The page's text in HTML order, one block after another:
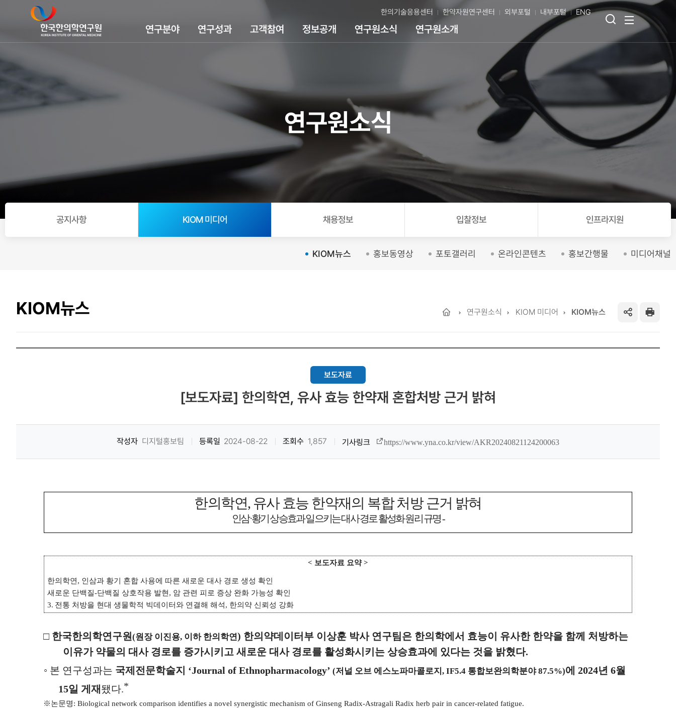
연구분야 연구성과 고객참여 정보공개 연구원소식 연구원소개
한의기술응용센터 한약자원연구센터 외부포털 내부포털 ENG
열
전
체
메
보
연구원소식
공지사항 KIOM 미디어
KIOM뉴스 홍보동영상 포토갤러리 온라인콘텐츠 홍보간행물 미디어채널
채용정보 입찰정보 인프라지원
KIOM뉴스 Home연구원소식 KIOM 미디어 KIOM뉴스
공 린
보도자료
[보도자료] 한의학연, 유사 효능 한약재 혼합처방 근거 밝혀
작성자 디지털홍보팀 등록일 2024-08-22 조회수 1,857 기사링크 https://www.yna.co.kr/view/AKR20240821124200063
한의학연, 유사 효능 한약재의 복합 처방 근거 밝혀
인삼·황기 상승효과 일으키는 대사 경로 활성화 원리 규명-
< 보도자료 요약>
한의학연 , 인삼과 황기 혼합 사용에 따른 새로운 대사 경로 생성 확인
새로운 단백질-단백질 상호작용 발현 , 암 관련 피로 증상 완화 가능성 확인
3. 전통 처방을 현대 생물학적 빅데이터와 연결해 해석, 한의약 신뢰성 강화
□ 한국한의학연구원(원장 이진용, 이하 한의학연) 한의약데이터부 이상훈 박사 연구팀은 한의학에서 효능이 유사한 한약을 함께 처방하는
이유가 약물의 대사 경로를 증가시키고 새로운 대사 경로를 활성화시키는 상승효과에 있다는 것을 밝혔다.
◦ 본 연구성과는 국제전문학술지 ‘Journal of Ethnopharmacology’ (저널 오브 에스노파마콜로지 , IF5.4 통합보완의학분야87.5%)에 2024년 6월
15일 게재 됐다.*
※논문명: Biological network comparison identifies a novel synergistic mechanism of Ginseng Radix-Astragali Radix herb pair in cancer-related fatigue.